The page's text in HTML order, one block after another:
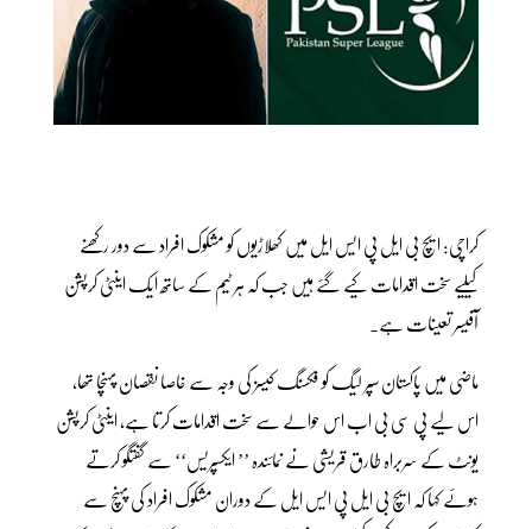
کراچی: ایچ بی ایل پی ایس ایل میں کھلاڑیوں کو مشکوک افراد سے دور رکھنے
کیلیے سخت اقدامات کیے گئے ہیں جب کہ ہر ٹیم کے ساتھ ایک اینٹی کرپشن
آفیسر تعینات ہے۔
ماضی میں پاکستان سپر لیگ کو فکسنگ کیسز کی وجہ سے خاصا نقصان پہنچا تھا،
اس لیے پی سی بی اب اس حوالے سے سخت اقدامات کرتا ہے، اینٹی کرپشن
یونٹ کے سربراہ طارق قریشی نے نمائندہ ’’ ایکسپریس‘‘ سے گفتگو کرتے
ہوئے کہا کہ ایچ بی ایل پی ایس ایل کے دوران مشکوک افراد کی پہنچ سے